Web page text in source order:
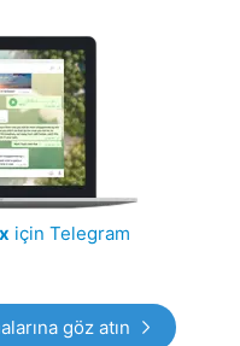
için Telegram
göz atın